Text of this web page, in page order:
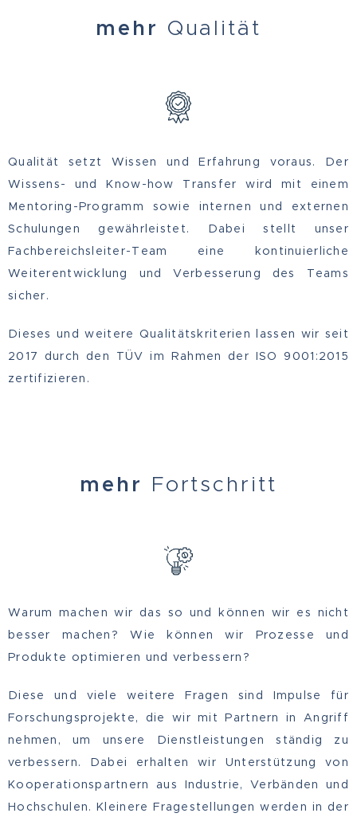
mehr Qualität
Qualität setzt Wissen und Erfahrung voraus. Der
Wissens- und Know-how Transfer wird mit einem
Mentoring-Programm sowie internen und externen
Schulungen gewährleistet. Dabei stellt unser
Fachbereichsleiter-Team eine kontinuierliche
Weiterentwicklung und Verbesserung des Teams
sicher.
Dieses und weitere Qualitätskriterien lassen wir seit
2017 durch den TÜV im Rahmen der ISO 9001:2015
zertifizieren.
mehr Fortschritt
Warum machen wir das so und können wir es nicht
besser machen? Wie können wir Prozesse und
Produkte optimieren und verbessern?
Diese und viele weitere Fragen sind Impulse für
Forschungsprojekte, die wir mit Partnern in Angriff
nehmen, um unsere Dienstleistungen ständig zu
verbessern. Dabei erhalten wir Unterstützung von
Kooperationspartnern aus Industrie, Verbänden und
Hochschulen. Kleinere Fragestellungen werden in der